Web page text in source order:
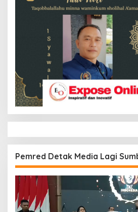
Pemred Detak Media Lagi
Pemutar